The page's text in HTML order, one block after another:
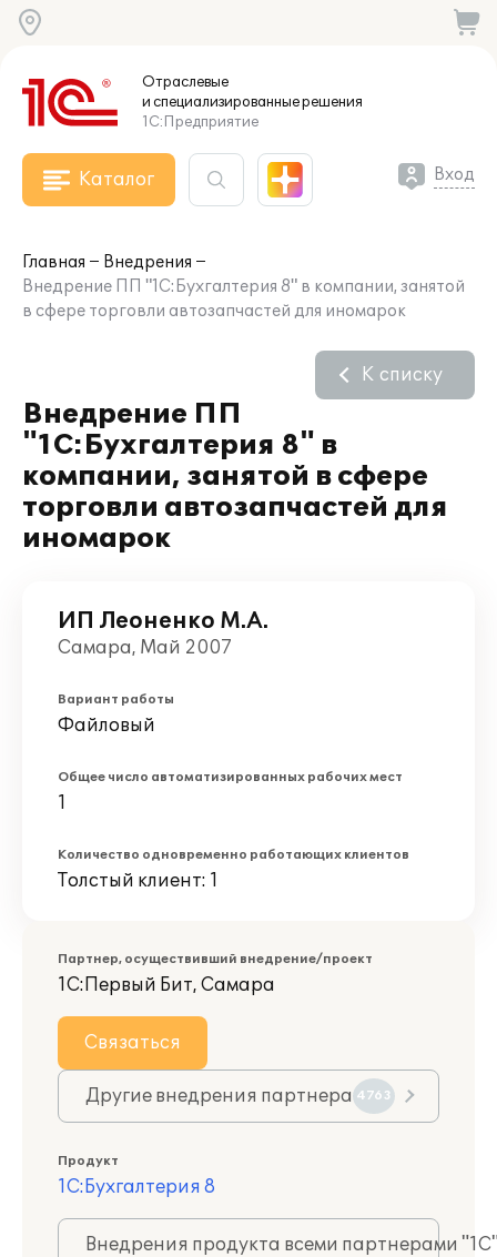
Отраслевые
и специализированныерешения
1С:Предприятие
Каталог Вход
Главная
Внедрения
Внедрение ПП "1С:Бухгалтерия 8" в компании, занятой
в сфере торговли автозапчастей для иномарок
Внедрение ПП
"1С:Бухгалтерия 8" в
компании, занятой в сфере
торговли автозапчастей для
иномарок
К списку
ИП Леоненко М.А.
Самара, Май 2007
Вариант работы
Файловый
Общее число автоматизированных рабочих мест
1
Количество одновременно работающих клиентов
Толстый клиент: 1
Партнер, осуществивший внедрение/проект
1С:Первый Бит, Самара
Связаться
Другие внедрения партнера 4763
Продукт
1С:Бухгалтерия 8
Внедрения продукта всеми партнерами